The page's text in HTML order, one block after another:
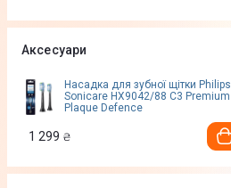
Аксесуари
Насадка для зубної щітки Philips
Sonicare HX9042/88 C3 Premium
Plaque Defence
1 299 ₴